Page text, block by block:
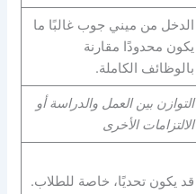
الدخل من ميني جوب غالبًا ما
يكون محدودًا مقارنة
بالوظائف الكاملة.
التوازن بين العمل والدراسة أو
الالتزامات الأخرى
قد يكون تحديًا، خاصة للطلاب.